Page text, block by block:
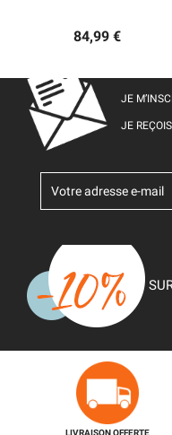
84,99 €
JE
JE
LIVRAISON OFFERTE